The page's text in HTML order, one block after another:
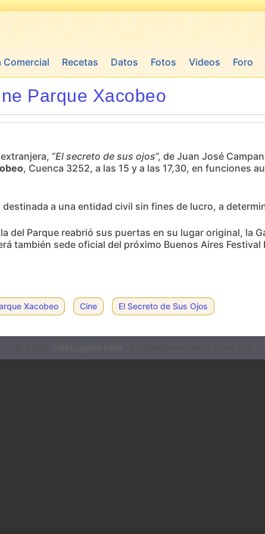
Comercial Recetas Datos Fotos Videos Foro
Parque Xacobeo
“El secreto de sus ojos”, de Juan José
, Cuenca 3252, a las 15 y a las 17,30, en funciones
a una entidad civil sin fines de lucro, a
del Parque reabrió sus puertas en su lugar original, la
también sede oficial del próximo Buenos Aires
Xacobeo Cine El Secreto de Sus Ojos